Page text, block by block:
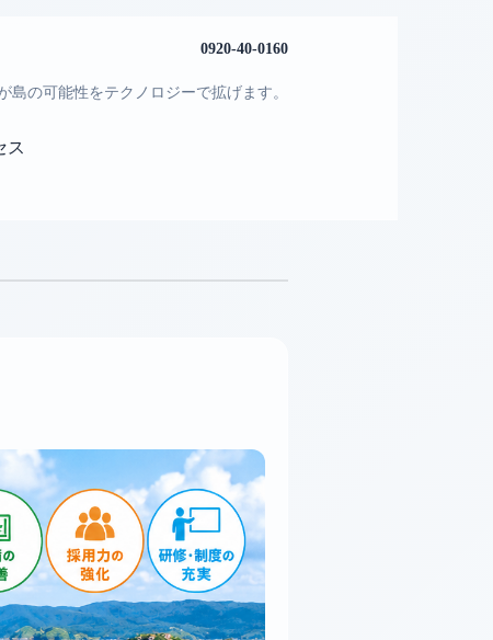
0920-40-0160
の可能性をテクノロジーで拡げます。
ス